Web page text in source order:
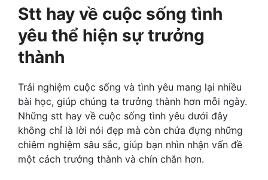
Stt hay về cuộc sống tình
yêu thể hiện sự trưởng
thành
Trải nghiệm cuộc sống và tình yêu mang lại nhiều
bài học, giúp chúng ta trưởng thành hơn mỗi ngày.
Những stt hay về cuộc sống tình yêu dưới đây
không chỉ là lời nói đẹp mà còn chứa đựng những
chiêm nghiệm sâu sắc, giúp bạn nhìn nhận vấn đề
một cách trưởng thành và chín chắn hơn.